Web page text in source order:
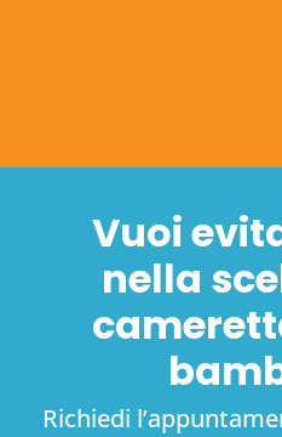
Vuoi
nella
Richiedi